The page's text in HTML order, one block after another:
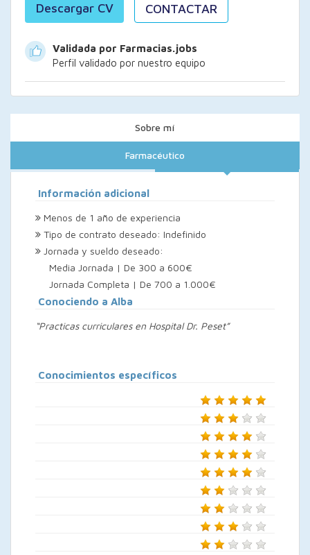
Descargar CV CONTACTAR
Validada por Farmacias.jobs
Perfil validado por nuestro equipo
Sobre mí
Farmacéutico
Información adicional
Menos de 1 año de experiencia
Tipo de contrato deseado: Indefinido
Jornada y sueldo deseado:
Media Jornada | De 300 a 600€
Jornada Completa | De 700 a 1.000€
Conociendo a Alba
“Practicas curriculares en Hospital Dr. Peset”
Conocimientos específicos